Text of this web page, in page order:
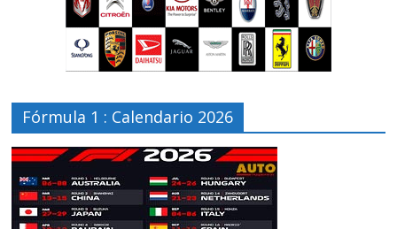
Fórmula 1 : Calendario 2026